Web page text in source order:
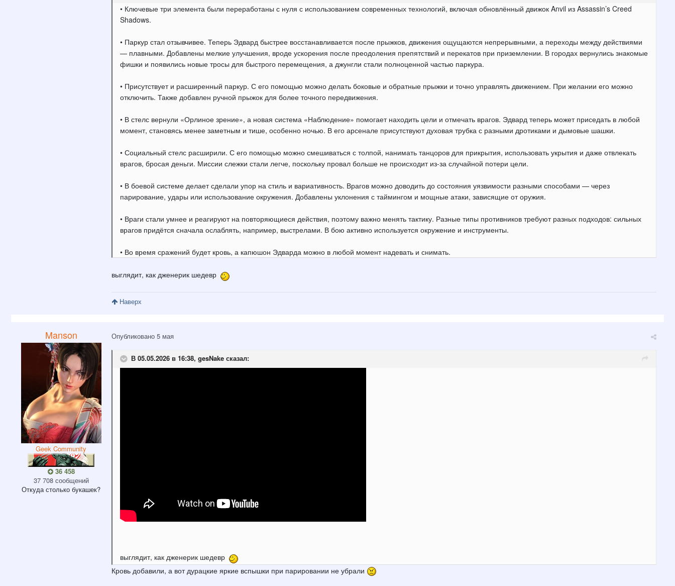
• Ключевые три элемента были переработаны с нуля с использованием современных технологий, включая обновлённый движок Anvil из Assassin’s Creed
Shadows.
• Паркур стал отзывчивее. Теперь Эдвард быстрее восстанавливается после прыжков, движения ощущаются непрерывными, а переходы между действиями
— плавными. Добавлены мелкие улучшения, вроде ускорения после преодоления препятствий и перекатов при приземлении. В городах вернулись знакомые
фишки и появились новые тросы для быстрого перемещения, а джунгли стали полноценной частью паркура.
• Присутствует и расширенный паркур. С его помощью можно делать боковые и обратные прыжки и точно управлять движением. При желании его можно
отключить. Также добавлен ручной прыжок для более точного передвижения.
• В стелс вернули «Орлиное зрение», а новая система «Наблюдение» помогает находить цели и отмечать врагов. Эдвард теперь может приседать в любой
момент, становясь менее заметным и тише, особенно ночью. В его арсенале присутствуют духовая трубка с разными дротиками и дымовые шашки.
• Социальный стелс расширили. С его помощью можно смешиваться с толпой, нанимать танцоров для прикрытия, использовать укрытия и даже отвлекать
врагов, бросая деньги. Миссии слежки стали легче, поскольку провал больше не происходит из-за случайной потери цели.
• В боевой системе делает сделали упор на стиль и вариативность. Врагов можно доводить до состояния уязвимости разными способами — через
парирование, удары или использование окружения. Добавлены уклонения с таймингом и мощные атаки, зависящие от оружия.
• Враги стали умнее и реагируют на повторяющиеся действия, поэтому важно менять тактику. Разные типы противников требуют разных подходов: сильных
врагов придётся сначала ослаблять, например, выстрелами. В бою активно используется окружение и инструменты.
• Во время сражений будет кровь, а капюшон Эдварда можно в любой момент надевать и снимать.
выглядит, как дженерик шедевр
Наверх
Manson
Geek Community
36 458
37 708 сообщений
Откудастолько букашек?
Опубликовано 5 мая
В 05.05.2026 в 16:38, gesNakeсказал:
выглядит, как дженерик шедевр
Кровь добавили, а вот дурацкие яркие вспышки при парировании не убрали